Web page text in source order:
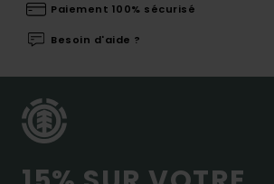
Paiement 100% sécurisé
Besoin d'aide ?